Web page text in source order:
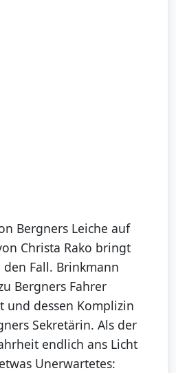
Bergners Leiche auf
Christa Rako bringt
Fall. Brinkmann
Bergners Fahrer
und dessen Komplizin
Sekretärin. Als der
endlich ans Licht
Unerwartetes: